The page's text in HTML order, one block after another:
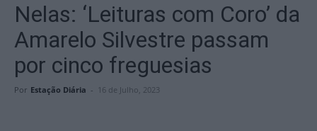
Nelas: ‘Leituras com Coro’ da
Amarelo Silvestre passam
por cinco freguesias
Por Estação Diária - 16 de Julho, 2023